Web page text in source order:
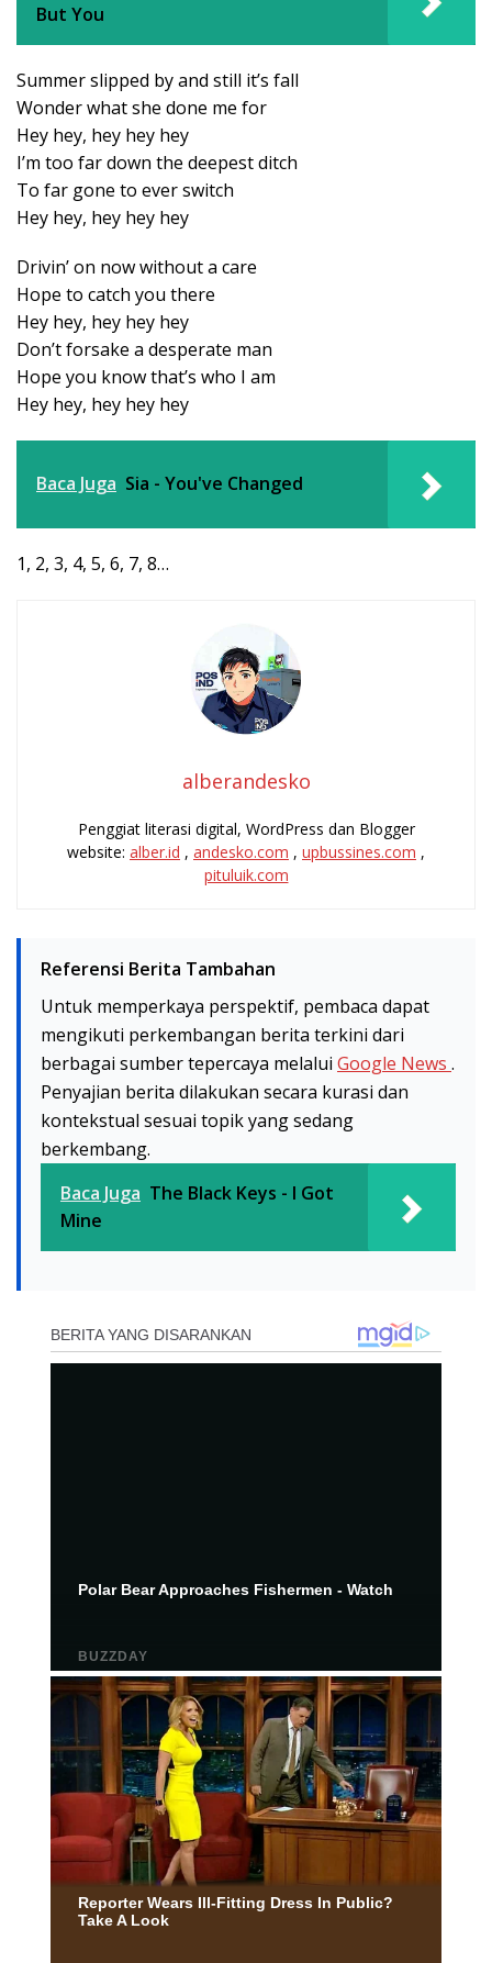
But You
Summer slipped by and still it’s fall
Wonder what she done me for
Hey hey, hey hey hey
I’m too far down the deepest ditch
To far gone to ever switch
Hey hey, hey hey hey
Drivin’ on now without a care
Hope to catch you there
Hey hey, hey hey hey
Don’t forsake a desperate man
Hope you know that’s who I am
Hey hey, hey hey hey
Baca Juga Sia - You've Changed
1, 2, 3, 4, 5, 6, 7, 8…
alberandesko
Penggiat literasi digital, WordPress dan Blogger
website: alber.id , andesko.com , upbussines.com ,
pituluik.com
Referensi Berita Tambahan
Untuk memperkaya perspektif, pembaca dapat
mengikuti perkembangan berita terkini dari
berbagai sumber tepercaya melalui Google News .
Penyajian berita dilakukan secara kurasi dan
kontekstual sesuai topik yang sedang
berkembang.
Baca Juga The Black Keys - I Got
Mine